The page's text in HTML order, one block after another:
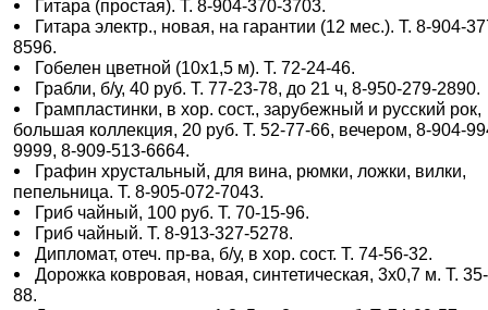
Гитара (простая). Т. 8-904-370-3703.
Гитара электр., новая, на гарантии (12 мес.). Т. 8-904-
8596.
Гобелен цветной (10х1,5 м). Т. 72-24-46.
Грабли, б/у, 40 руб. Т. 77-23-78, до 21 ч, 8-950-279-2890.
Грампластинки, в хор. сост., зарубежный и русский рок,
большая коллекция, 20 руб. Т. 52-77-66, вечером, 8-904-
9999, 8-909-513-6664.
Графин хрустальный, для вина, рюмки, ложки, вилки,
пепельница. Т. 8-905-072-7043.
Гриб чайный, 100 руб. Т. 70-15-96.
Гриб чайный. Т. 8-913-327-5278.
Дипломат, отеч. пр-ва, б/у, в хор. сост. Т. 74-56-32.
Дорожка ковровая, новая, синтетическая, 3х0,7 м. Т.
88.